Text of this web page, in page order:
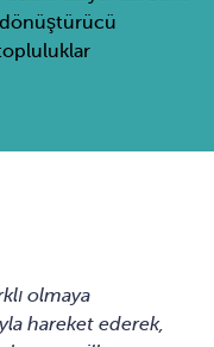
dönüştürücü
olmaya
hareket ederek,